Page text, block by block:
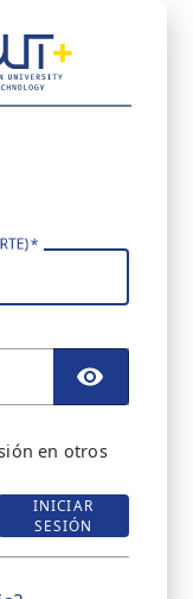
en otros
INICIAR
SESIÓN